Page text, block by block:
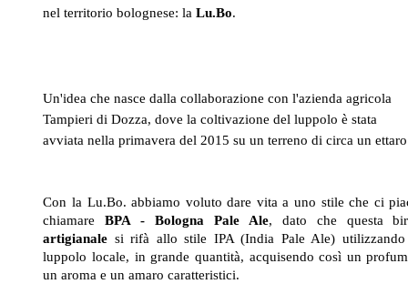
nel territorio bolognese: laLu.Bo.
Un'idea che nasce dalla collaborazione con l'azienda agricola
Tampieri di Dozza, dove la coltivazione del luppolo è stata
avviata nella primavera del 2015 su un terreno di circa un
Con la Lu.Bo. abbiamo voluto dare vita a uno stile che ci
chiamareBPA - Bologna Pale Ale, dato che questa
artigianale si rifà allo stile IPA (India Pale Ale)
luppolo locale, in grande quantità, acquisendo così un
un aroma e un amaro caratteristici.